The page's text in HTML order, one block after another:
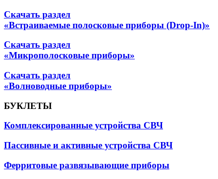
Скачать раздел
«Встраиваемые полосковые приборы (Drop-In)»
Скачать раздел
«Микрополосковые приборы»
Скачать раздел
«Волноводные приборы»
БУКЛЕТЫ
Комплексированные устройства СВЧ
Пассивные и активные устройства СВЧ
Ферритовые развязывающие приборы